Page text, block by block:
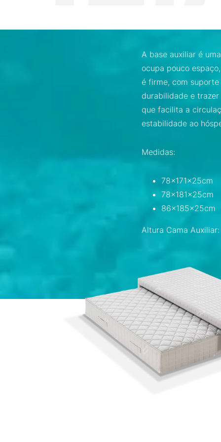
A base auxiliar é
ocupa pouco
é firme, com
durabilidade e
que facilita a
estabilidade ao
Medidas:
78x171x25cm
78x181x25cm
86x185x25cm
Altura Cama